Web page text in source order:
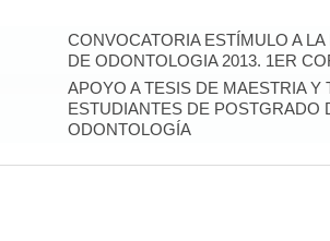
CONVOCATORIA ESTÍMULO A
DE ODONTOLOGIA 2013. 1ER
APOYO A TESIS DE MAESTRIA Y
ESTUDIANTES DE POSTGRADO
ODONTOLOGÍA